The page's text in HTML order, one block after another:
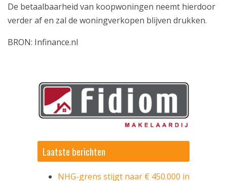
De betaalbaarheid van koopwoningen neemt hierdoor
verder af en zal de woningverkopen blijven drukken.
BRON: Infinance.nl
Laatste berichten
NHG-grens stijgt naar € 450.000 in